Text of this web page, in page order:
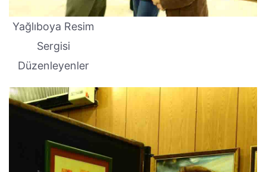
Yağlıboya Resim
Sergisi
Düzenleyenler